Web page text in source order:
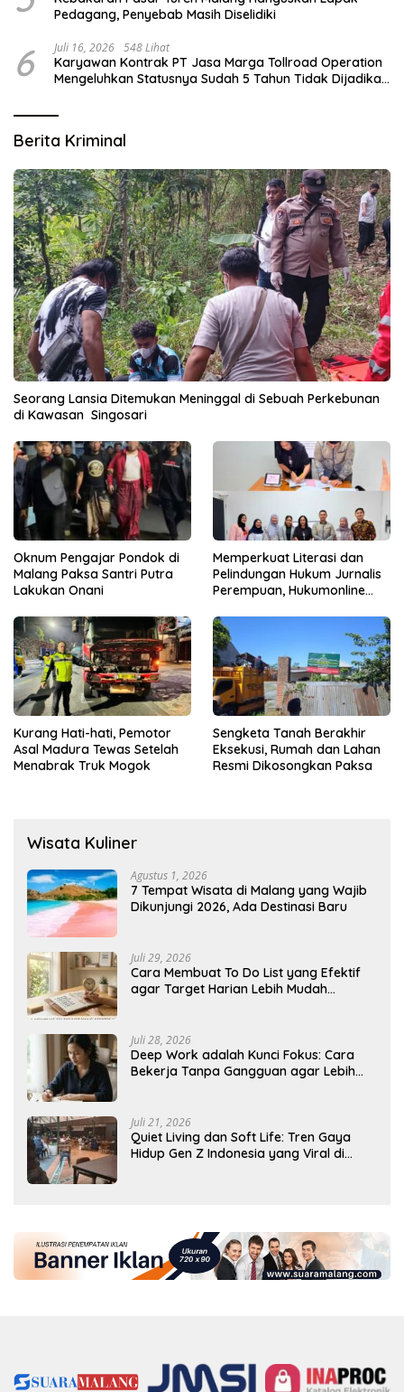
Pedagang, Penyebab Masih Diselidiki
6 Juli 16, 2026 548 Lihat
Karyawan Kontrak PT Jasa Marga Tollroad Operation
Mengeluhkan Statusnya Sudah 5 Tahun Tidak Dijadikan
Berita Kriminal
Seorang Lansia Ditemukan Meninggal di Sebuah Perkebunan
di Kawasan Singosari
Oknum Pengajar Pondok di
Malang Paksa Santri Putra
Lakukan Onani
Memperkuat Literasi dan
Pelindungan Hukum Jurnalis
Perempuan, Hukumonline
Gratis
Kurang Hati-hati, Pemotor
Asal Madura Tewas Setelah
Menabrak Truk Mogok
Sengketa Tanah Berakhir
Eksekusi, Rumah dan Lahan
Resmi Dikosongkan Paksa
Wisata Kuliner
Agustus 1, 2026
7 Tempat Wisata di Malang yang Wajib
Dikunjungi 2026, Ada Destinasi Baru
Juli 29, 2026
Cara Membuat To Do List yang Efektif
agar Target Harian Lebih Mudah
Juli 28, 2026
Deep Work adalah Kunci Fokus: Cara
Bekerja Tanpa Gangguan agar Lebih
Juli 21, 2026
Quiet Living dan Soft Life: Tren Gaya
Hidup Gen Z Indonesia yang Viral di